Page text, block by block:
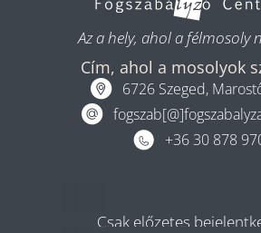
Az a hely, ahol a félmosoly
Cím, ahol a mosolyok
6726 Szeged,
+36 30 878
Csak előzetes